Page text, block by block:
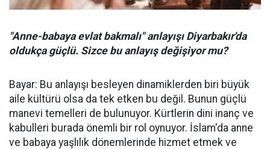
"Anne-babaya evlat bakmalı" anlayışı Diyarbakır'da
oldukça güçlü. Sizce bu anlayış değişiyor mu?
Bayar: Bu anlayışı besleyen dinamiklerden biri büyük
aile kültürü olsa da tek etken bu değil. Bunun güçlü
manevi temelleri de bulunuyor. Kürtlerin dini inanç ve
kabulleri burada önemli bir rol oynuyor. İslam'da anne
ve babaya yaşlılık dönemlerinde hizmet etmek ve